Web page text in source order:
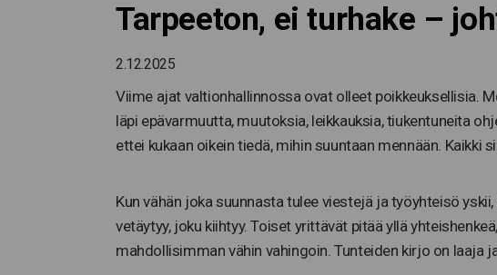
Tarpeeton, ei turhake –
2.12.2025
Viime ajat valtionhallinnossa ovat olleet poikkeuksellisia.
läpi epävarmuutta, muutoksia, leikkauksia, tiukentuneita
ettei kukaan oikein tiedä, mihin suuntaan mennään. Kaikki
Kun vähän joka suunnasta tulee viestejä ja työyhteisö
vetäytyy, joku kiihtyy. Toiset yrittävät pitää yllä
mahdollisimman vähin vahingoin. Tunteiden kirjo on laaja